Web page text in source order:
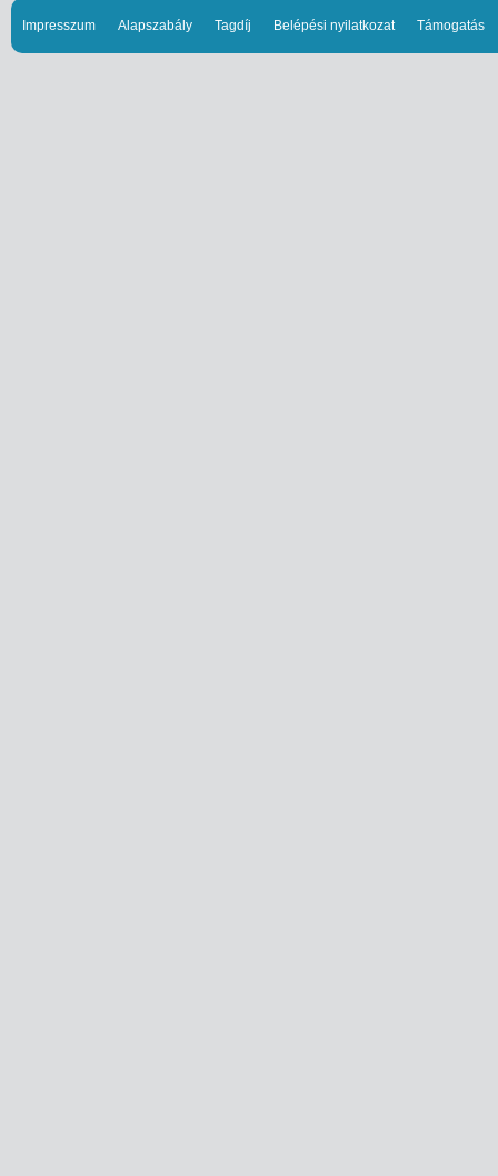
Impresszum Alapszabály Tagdíj Belépési nyilatkozat Támogatás